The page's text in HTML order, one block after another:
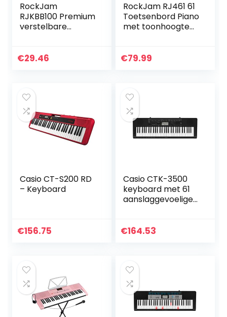
RockJam
RJKBB100 Premium
verstelbare
en pianokruk, eén
€29.46
RockJam RJ461 61
Toetsenbord Piano
met toonhoogte
ard Piano Note
€79.99
Casio CT-S200 RD
– Keyboard
€156.75
Casio CTK-3500
keyboard met 61
aanslaggevoelige
begeleidingsauto
€164.53